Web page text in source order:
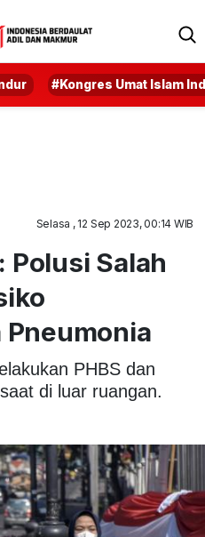
#Kongres Umat Islam
Selasa , 12 Sep 2023, 00:14 WIB
Polusi Salah
PHBS dan
di luar ruangan.